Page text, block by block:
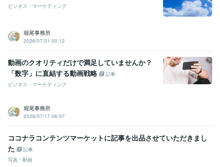
ビジネス・マーケティング
堀尾事務所
2026/07/31 00:12
動画のクオリティだけで満足していませんか？
「数字」に直結する動画戦略
記事
ビジネス・マーケティング
堀尾事務所
2026/07/17 06:07
ココナラコンテンツマーケットに記事を出品させていただきまし
た
記事
写真・動画